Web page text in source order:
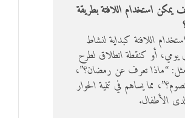
يمكن استخدام اللافتة بطريقة
اللافتة كبداية لنشاط
يومي، أو كنقطة انطلاق لطرح
“ماذا تعرف عن رمضان؟”،
مما يساهم في تنمية الحوار
الأطفال.